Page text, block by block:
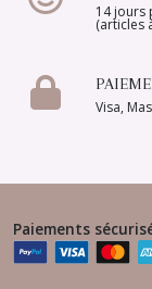
14 jours
(articles
Visa,
Paiements